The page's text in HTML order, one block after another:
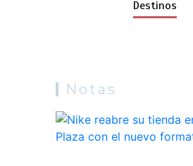
Destinos
Notas